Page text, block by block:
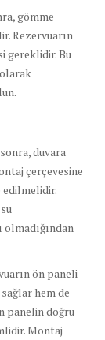
gömme
Rezervuarın
gereklidir. Bu
duvara
çerçevesine
edilmelidir.
olmadığından
ön paneli
hem de
panelin doğru
Montaj